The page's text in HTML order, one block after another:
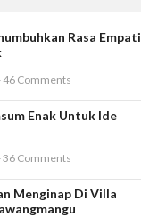
Rasa Empati
Comments
Enak Untuk Ide
Comments
Menginap Di Villa